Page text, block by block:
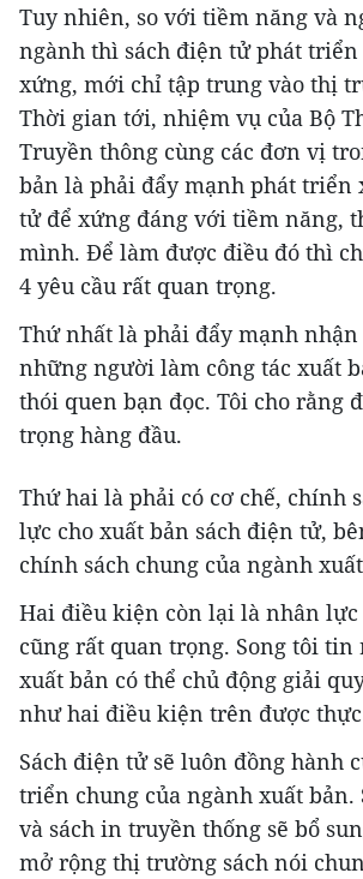
Tuy nhiên, so với tiềm năng và
ngành thì sách điện tử phát
xứng, mới chỉ tập trung vào thị
Thời gian tới, nhiệm vụ của Bộ
Truyền thông cùng các đơn vị
bản là phải đẩy mạnh phát triển
tử để xứng đáng với tiềm năng,
mình. Để làm được điều đó thì
4 yêu cầu rất quan trọng.
Thứ nhất là phải đẩy mạnh
những người làm công tác xuất
thói quen bạn đọc. Tôi cho rằng
trọng hàng đầu.
Thứ hai là phải có cơ chế, chính
lực cho xuất bản sách điện tử,
chính sách chung của ngành
Hai điều kiện còn lại là nhân lực
cũng rất quan trọng. Song tôi tin
xuất bản có thể chủ động giải
như hai điều kiện trên được
Sách điện tử sẽ luôn đồng hành
triển chung của ngành xuất bản.
và sách in truyền thống sẽ bổ
mở rộng thị trường sách nói